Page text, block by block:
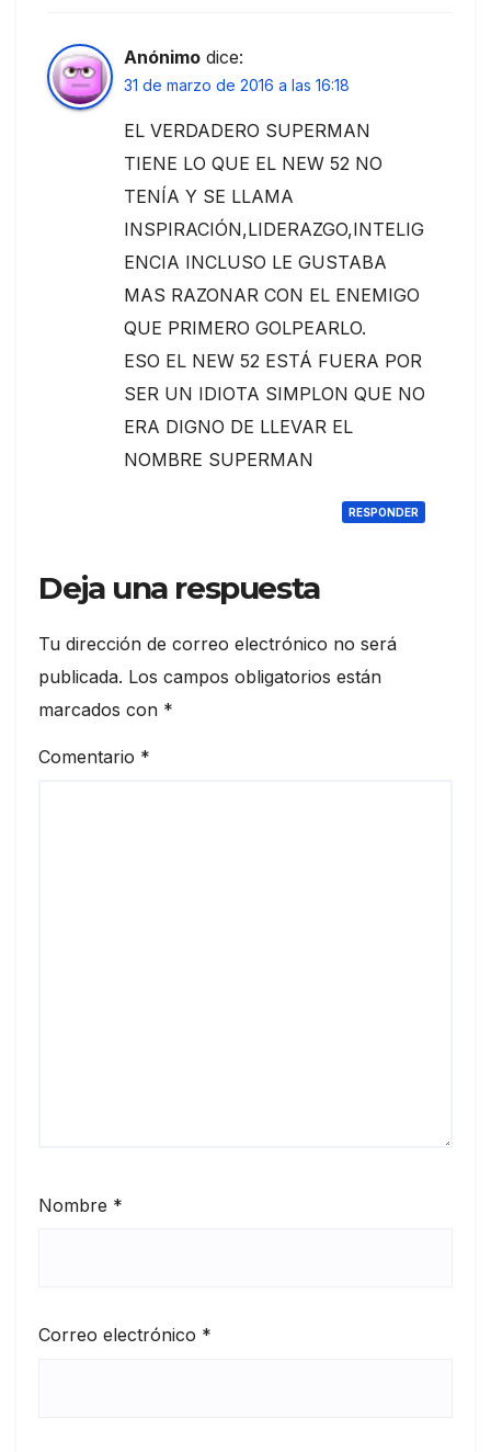
Anónimo dice:
31 de marzo de 2016 a las 16:18
EL VERDADERO SUPERMAN
TIENE LO QUE EL NEW 52 NO
TENÍA Y SE LLAMA
INSPIRACIÓN,LIDERAZGO,INTELIG
ENCIA INCLUSO LE GUSTABA
MAS RAZONAR CON EL ENEMIGO
QUE PRIMERO GOLPEARLO.
ESO EL NEW 52 ESTÁ FUERA POR
SER UN IDIOTA SIMPLON QUE NO
ERA DIGNO DE LLEVAR EL
NOMBRE SUPERMAN
RESPONDER
Deja una respuesta
Tu dirección de correo electrónico no será
publicada. Los campos obligatorios están
marcados con *
Comentario *
Nombre *
Correo electrónico *